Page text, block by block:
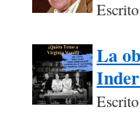
La